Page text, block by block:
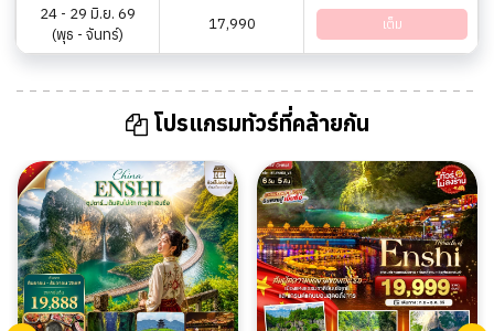
24 - 29 มิ.ย. 69
(พุธ - จันทร์)
17,990 เต็ม
โปรแกรมทัวร์ที่คล้ายกัน